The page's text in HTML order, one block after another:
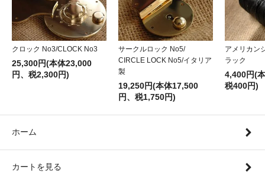
クロック No3/CLOCK No3
25,300円(本体23,000
円、税2,300円)
サークルロック No5/
CIRCLE LOCK No5/イタリア
製
19,250円(本体17,500
円、税1,750円)
アメリカ
ラック
4,400円(
税400円)
ホーム
カートを見る